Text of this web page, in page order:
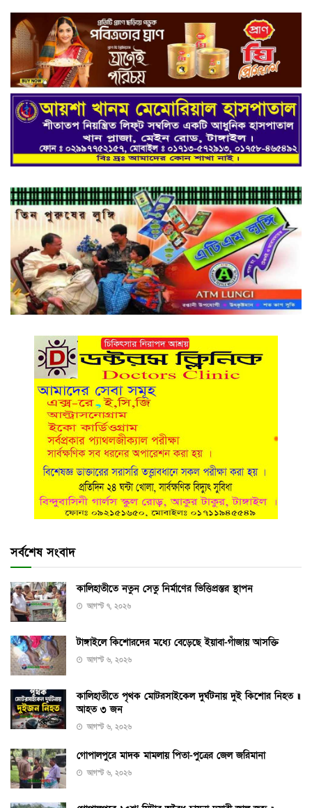
সর্বশেষ সংবাদ
কালিহাতীতে নতুন সেতু নির্মাণের ভিত্তিপ্রস্তর স্থাপন
আগস্ট ৭, ২০২৬
টাঙ্গাইলে কিশোরদের মধ্যে বেড়েছে ইয়াবা-গাঁজায় আসক্তি
আগস্ট ৬, ২০২৬
কালিহাতীতে পৃথক মোটরসাইকেল দুর্ঘটনায় দুই কিশোর নিহত ॥
আহত ৩ জন
আগস্ট ৬, ২০২৬
গোপালপুরে মাদক মামলায় পিতা-পুত্রের জেল জরিমানা
আগস্ট ৬, ২০২৬